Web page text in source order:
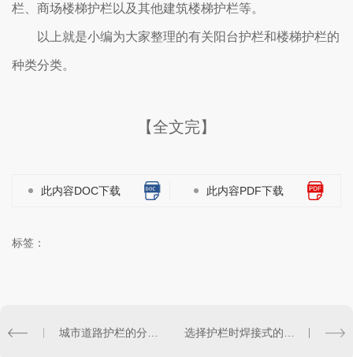
栏、商场楼梯护栏以及其他建筑楼梯护栏等。
以上就是小编为大家整理的有关阳台护栏和楼梯护栏的
种类分类。
【全文完】
此内容DOC下载 此内容PDF下载
标签：